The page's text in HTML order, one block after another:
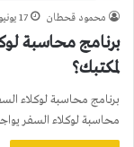
محمود قحطان 17 يونيو، 2026
برنامج محاسبة
لمكتبك؟
برنامج محاسبة لوكلاء
محاسبة لوكلاء السفر